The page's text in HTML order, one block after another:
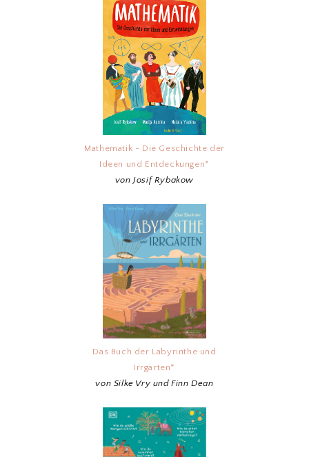
Mathematik - Die Geschichte der
Ideen und Entdeckungen*
von Josif Rybakow
Das Buch der Labyrinthe und
Irrgärten*
von Silke Vry und Finn Dean